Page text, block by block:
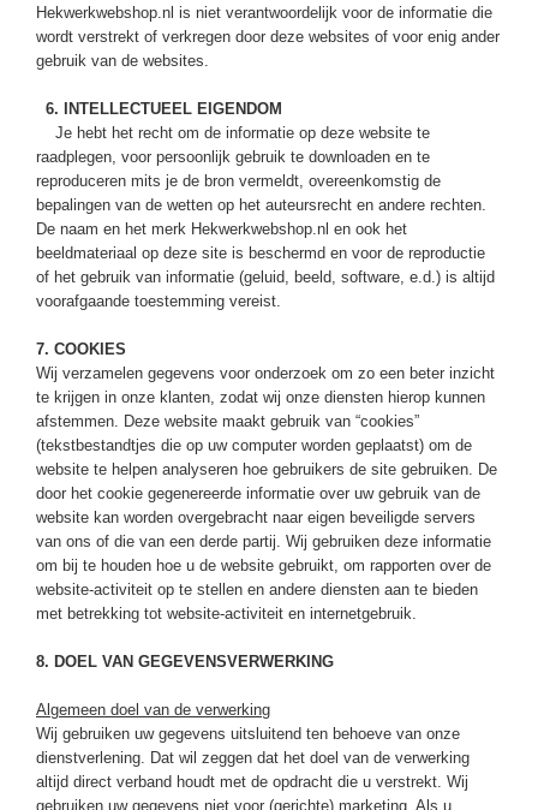
Hekwerkwebshop.nl is niet verantwoordelijk voor de informatie die
wordt verstrekt of verkregen door deze websites of voor enig ander
gebruik van de websites.
6. INTELLECTUEEL EIGENDOM
Je hebt het recht om de informatie op deze website te
raadplegen, voor persoonlijk gebruik te downloaden en te
reproduceren mits je de bron vermeldt, overeenkomstig de
bepalingen van de wetten op het auteursrecht en andere rechten.
De naam en het merk Hekwerkwebshop.nl en ook het
beeldmateriaal op deze site is beschermd en voor de reproductie
of het gebruik van informatie (geluid, beeld, software, e.d.) is altijd
voorafgaande toestemming vereist.
7. COOKIES
Wij verzamelen gegevens voor onderzoek om zo een beter inzicht
te krijgen in onze klanten, zodat wij onze diensten hierop kunnen
afstemmen. Deze website maakt gebruik van “cookies”
(tekstbestandtjes die op uw computer worden geplaatst) om de
website te helpen analyseren hoe gebruikers de site gebruiken. De
door het cookie gegenereerde informatie over uw gebruik van de
website kan worden overgebracht naar eigen beveiligde servers
van ons of die van een derde partij. Wij gebruiken deze informatie
om bij te houden hoe u de website gebruikt, om rapporten over de
website-activiteit op te stellen en andere diensten aan te bieden
met betrekking tot website-activiteit en internetgebruik.
8. DOEL VAN GEGEVENSVERWERKING
Algemeen doel van de verwerking
Wij gebruiken uw gegevens uitsluitend ten behoeve van onze
dienstverlening. Dat wil zeggen dat het doel van de verwerking
altijd direct verband houdt met de opdracht die u verstrekt. Wij
gebruiken uw gegevens niet voor (gerichte) marketing. Als u